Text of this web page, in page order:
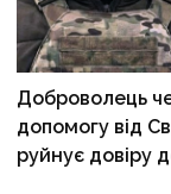
Доброволець
допомогу від
руйнує довіру